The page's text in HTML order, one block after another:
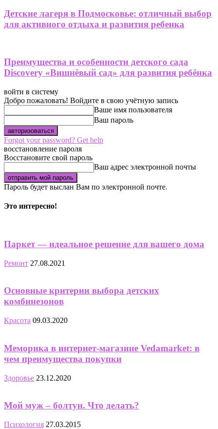
Детские лагеря в Подмосковье: отличный выбор
для активного отдыха и развития ребенка
Преимущества и особенности детского сада
Discovery «Вишнёвый сад» для развития ребёнка
войти в систему
Добро пожаловать! Войдите в свою учётную запись
Ваше имя пользователя
Ваш пароль
Forgot your password? Get help
восстановление пароля
Восстановите свой пароль
Ваш адрес электронной почты
Пароль будет выслан Вам по электронной почте.
Это интересно!
Паркет — идеальное решение для вашего дома
Ремонт 27.08.2021
Основные критерии выбора детских
комбинезонов
Красота 09.03.2020
Меморика в интернет-магазине Vedamarket: в
чем преимущества покупки
Здоровье 23.12.2020
Мой муж – болтун. Что делать?
Психология 27.03.2015